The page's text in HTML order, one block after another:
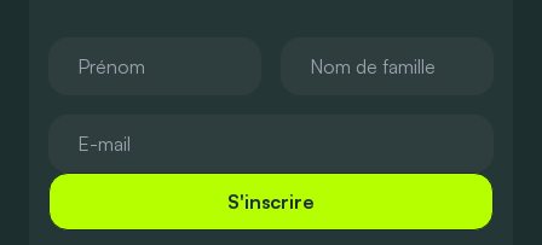
S'inscrire